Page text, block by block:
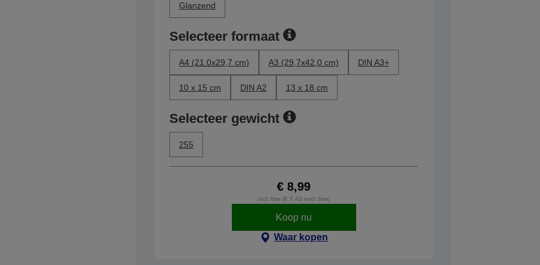
Glanzend
Selecteer formaat
A4 (21.0x29,7 cm) A3 (29,7x42,0 cm) DIN A3+
10 x 15 cm DIN A2 13 x 18 cm
Selecteer gewicht
255
€ 8,99
incl. btw (€ 7,43 excl. btw)
Koop nu
Waar kopen